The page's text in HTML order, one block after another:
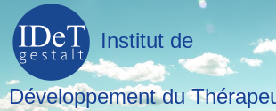
Institut de
Développement du